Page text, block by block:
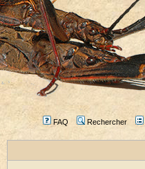
FAQ Rechercher